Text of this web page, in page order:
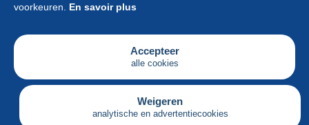
voorkeuren. En savoir plus
Accepteer
alle cookies
Weigeren
analytische en advertentiecookies
Functie
Vereniging
Diensten
Schrijven